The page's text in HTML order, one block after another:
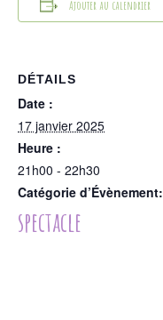
Ajouter au calendrier
DÉTAILS
Date :
17 janvier 2025
Heure :
21h00 - 22h30
Catégorie d’Évènement:
spectacle